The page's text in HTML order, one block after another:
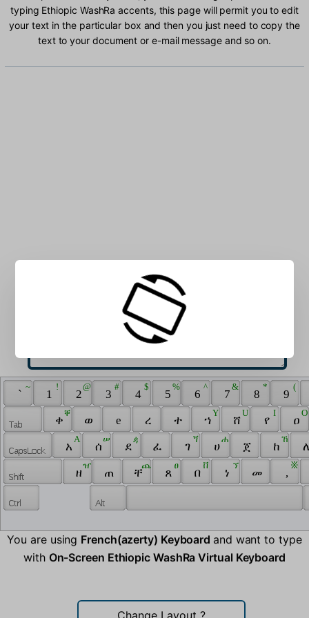
typing Ethiopic WashRa accents, this page will permit you to edit
your text in the particular box and then you just need to copy the
text to your document or e-mail message and so on.
Type Ethiopic WashRa characters into the box:
`
~
1
!
2
@
3
#
4
$
5
%
6
^
7
&
8
*
9
(
ቀ
ቐ
ወ e ረ ተ ኀ
Y
ሸ
U
የ
I
ዐ
O
አ
A
ሰ
ሠ
ደ
ዻ
ፈ ገ
ጘ
ሀ
ሐ
ጀ ከ
ኸ
ዘ
ዠ
ጠ ቸ
ጨ
ጸ
ፀ
በ
ቨ
ነ
ኘ
መ ,
፠
You are using French(azerty) Keyboard and want to type
with On-Screen Ethiopic WashRa Virtual Keyboard
Change Layout ?